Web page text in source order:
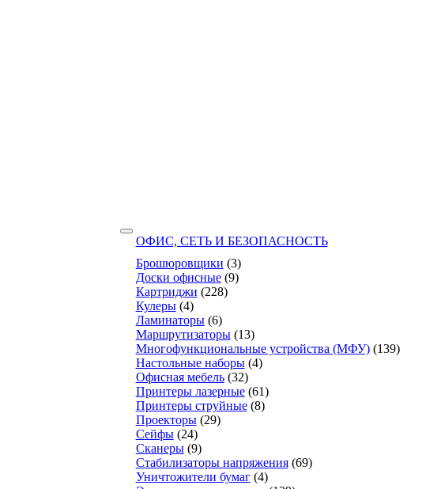
ОФИС, СЕТЬ И БЕЗОПАСНОСТЬ
Брошюровщики (3)
Доски офисные (9)
Картриджи (228)
Кулеры (4)
Ламинаторы (6)
Маршрутизаторы (13)
Многофункциональные устройства (МФУ) (139)
Настольные наборы (4)
Офисная мебель (32)
Принтеры лазерные (61)
Принтеры струйные (8)
Проекторы (29)
Сейфы (24)
Сканеры (9)
Стабилизаторы напряжения (69)
Уничтожители бумаг (4)